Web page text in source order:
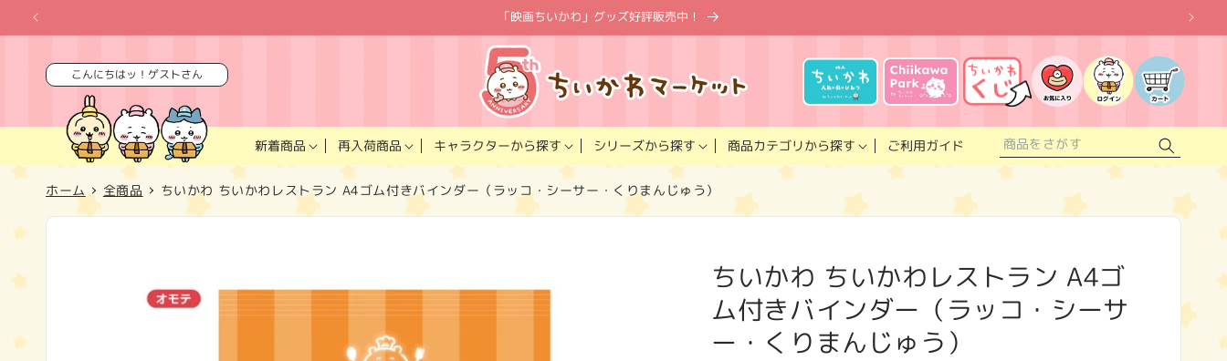
ンツに
進む
「映画ちいかわ」グッズ好評販売中！
こんにちはッ！ゲストさん
新着商品 再入荷商品 キャラクターから探す シリーズから探す 商品カテゴリから探す ご利用ガイド
入
り
ス
ト
グ
イ
カ
ー
ト
ホーム 全商品 ちいかわ ちいかわレストラン A4ゴム付きバインダー（ラッコ・シーサー・くりまんじゅう）
キップ
ちいかわ ちいかわレストラン A4ゴ
ム付きバインダー（ラッコ・シーサ
ー・くりまんじゅう）